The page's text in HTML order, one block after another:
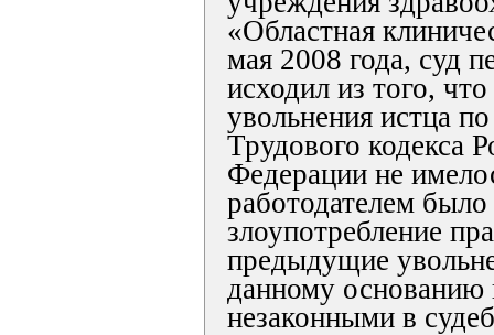
«Областная
мая 2008 года, суд
исходил из того,
увольнения истца
Трудового кодекса
Федерации не
работодателем
злоупотребление
предыдущие
данному основанию
незаконными в